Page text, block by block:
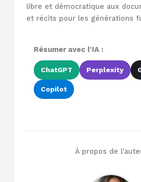
libre et démocratique aux
et récits pour les générations
Résumer avec l'IA :
ChatGPT Perplexity
Copilot
À propos de